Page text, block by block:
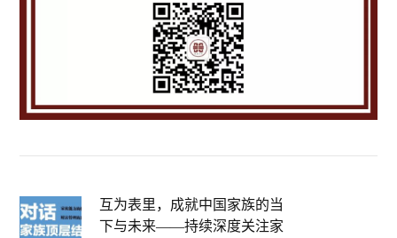
互为表里，成就中国家族的当
下与未来——持续深度关注家